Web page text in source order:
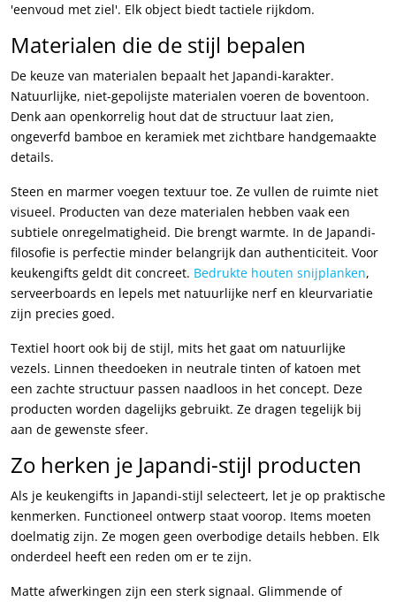
'eenvoud met ziel'. Elk object biedt tactiele rijkdom.
Materialen die de stijl bepalen
De keuze van materialen bepaalt het Japandi-karakter.
Natuurlijke, niet-gepolijste materialen voeren de boventoon.
Denk aan openkorrelig hout dat de structuur laat zien,
ongeverfd bamboe en keramiek met zichtbare handgemaakte
details.
Steen en marmer voegen textuur toe. Ze vullen de ruimte niet
visueel. Producten van deze materialen hebben vaak een
subtiele onregelmatigheid. Die brengt warmte. In de Japandi-
filosofie is perfectie minder belangrijk dan authenticiteit. Voor
keukengifts geldt dit concreet. Bedrukte houten snijplanken,
serveerboards en lepels met natuurlijke nerf en kleurvariatie
zijn precies goed.
Textiel hoort ook bij de stijl, mits het gaat om natuurlijke
vezels. Linnen theedoeken in neutrale tinten of katoen met
een zachte structuur passen naadloos in het concept. Deze
producten worden dagelijks gebruikt. Ze dragen tegelijk bij
aan de gewenste sfeer.
Zo herken je Japandi-stijl producten
Als je keukengifts in Japandi-stijl selecteert, let je op praktische
kenmerken. Functioneel ontwerp staat voorop. Items moeten
doelmatig zijn. Ze mogen geen overbodige details hebben. Elk
onderdeel heeft een reden om er te zijn.
Matte afwerkingen zijn een sterk signaal. Glimmende of